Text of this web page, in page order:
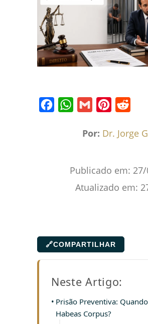
FacebookWhatsApp
Gmail Pinterest
Por: Dr. Jorge
Publicado em:
Atualizado em:
🔗COMPARTILHAR
Neste Artigo:
Prisão Preventiva:
Habeas Corpus?